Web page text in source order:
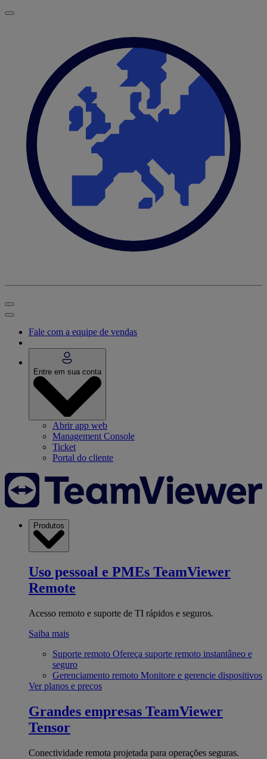
Fale com a equipe de vendas
Entre em sua conta
Abrir app web
Management Console
Ticket
Portal do cliente
Produtos
Uso pessoal e PMEs TeamViewer
Remote
Acesso remoto e suporte de TI rápidos e seguros.
Saiba mais
Suporte remoto Ofereça suporte remoto instantâneo e
seguro
Gerenciamento remoto Monitore e gerencie dispositivos
Ver planos e preços
Grandes empresas TeamViewer
Tensor
Conectividade remota projetada para operações seguras.